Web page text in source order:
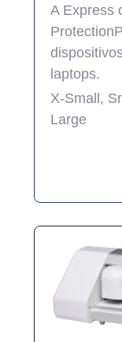
A Express
laptops.
X-Small,
Large